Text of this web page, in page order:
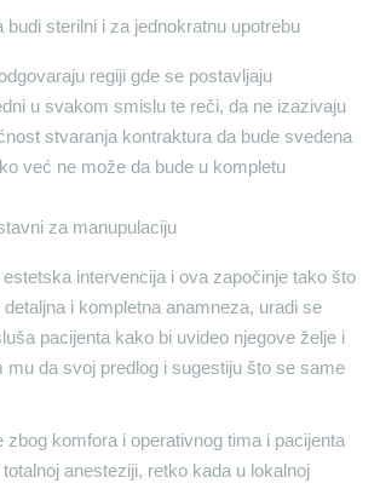
budi sterilni i za jednokratnu upotrebu
regiji gde se postavljaju
u svakom smislu te reči, da ne izazivaju
stvaranja kontraktura da bude svedena
već ne može da bude u kompletu
za manupulaciju
intervencija i ova započinje tako što
i kompletna anamneza, uradi se
pacijenta kako bi uvideo njegove želje i
mu da svoj predlog i sugestiju što se same
zbog komfora i operativnog tima i pacijenta
anesteziji, retko kada u lokalnoj